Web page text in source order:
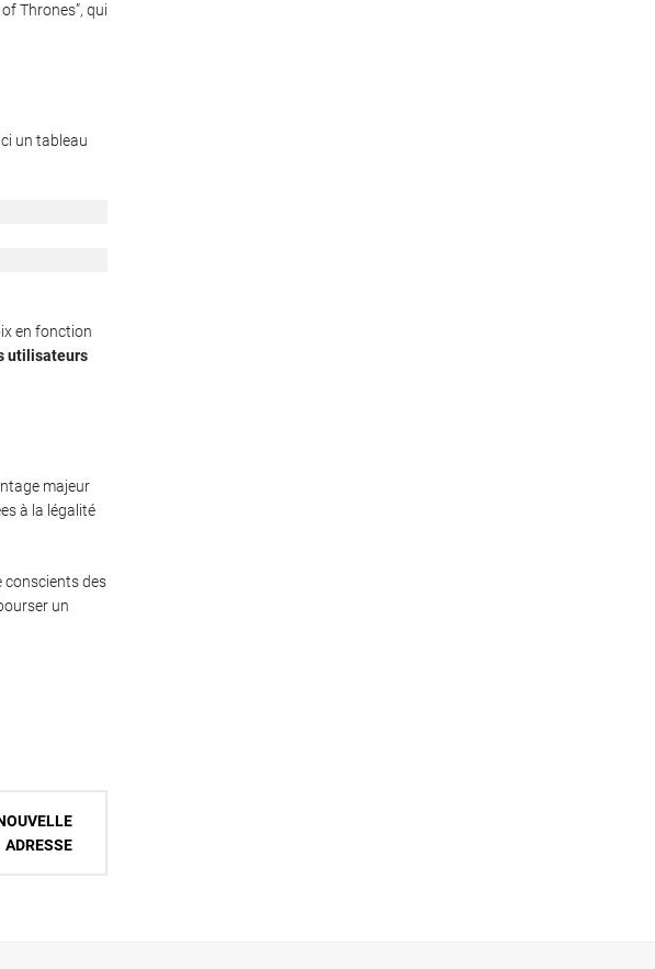
Thrones”, qui
un tableau
en fonction
utilisateurs
majeur
à la légalité
conscients des
un
ADRESSE